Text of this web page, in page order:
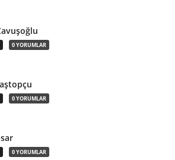
0 YORUMLAR
0 YORUMLAR
0 YORUMLAR